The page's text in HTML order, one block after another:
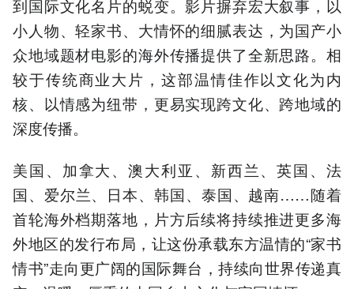
到国际文化名片的蜕变。影片摒弃宏大叙事，以
小人物、轻家书、大情怀的细腻表达，为国产小
众地域题材电影的海外传播提供了全新思路。相
较于传统商业大片，这部温情佳作以文化为内
核、以情感为纽带，更易实现跨文化、跨地域的
深度传播。
美国、加拿大、澳大利亚、新西兰、英国、法
国、爱尔兰、日本、韩国、泰国、越南……随着
首轮海外档期落地，片方后续将持续推进更多海
外地区的发行布局，让这份承载东方温情的“家书
情书”走向更广阔的国际舞台，持续向世界传递真